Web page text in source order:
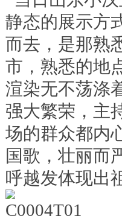
静态的展示方
而去，是那熟
市，熟悉的地
渲染无不荡涤
强大繁荣，主
场的群众都内
国歌，壮丽而
呼越发体现出